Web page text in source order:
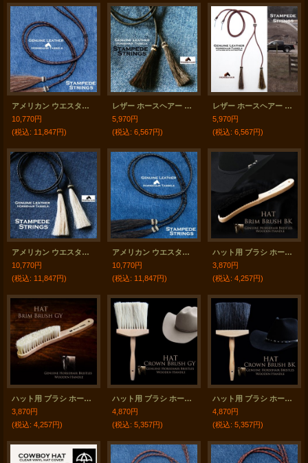
アメリカン ウエスタン レザー&ホースヘアータッセル スタンピード ストリングス ブラウン・ブラウン（ハット用あご紐）/Leather w/horse Hair Stampede Strings
10,770円
(税込: 11,847円)
レザー ホースヘアー スタンピード ストリングス プレーン ブラック・ブラック（ハット用あごひも）/Leather w/horse Hair Stampede Strings
5,970円
(税込: 6,567円)
レザー ホースヘアー スタンピード ストリングス プレーン ブラウン・ブラウン（ハット用あごひも）/Leather w/horse Hair Stampede Strings
5,970円
(税込: 6,567円)
アメリカン ウエスタン レザー&ホースヘアータッセル スタンピード ストリングス ブラック・ナチュラル（ハット用あご紐）/Leather w/horse Hair Stampede Strings
10,770円
(税込: 11,847円)
アメリカン ウエスタン レザー&ホースヘアータッセル スタンピード ストリングス ブラック・ブラック（ハット用あご紐）/Leather w/horse Hair Stampede Strings
10,770円
(税込: 11,847円)
ハット用 ブラシ ホースヘアー 馬毛 ブリムブラシ（ブラック）/Hat Brush Horsehair Brim Brush Black
3,870円
(税込: 4,257円)
ハット用 ブラシ ホースヘアー 馬毛 ブリムブラシ（ナチュラル）/Hat Brush Horsehair Brim Brush Grey
3,870円
(税込: 4,257円)
ハット用 ブラシ ホースヘアー 馬毛 クラウンブラシ（ナチュラル）/Hat Brush Horsehair Crown Brush Grey
4,870円
(税込: 5,357円)
ハット用 ブラシ ホースヘアー 馬毛 クラウンブラシ（ブラック）/Hat Brush Horsehair Crown Brush Black
4,870円
(税込: 5,357円)